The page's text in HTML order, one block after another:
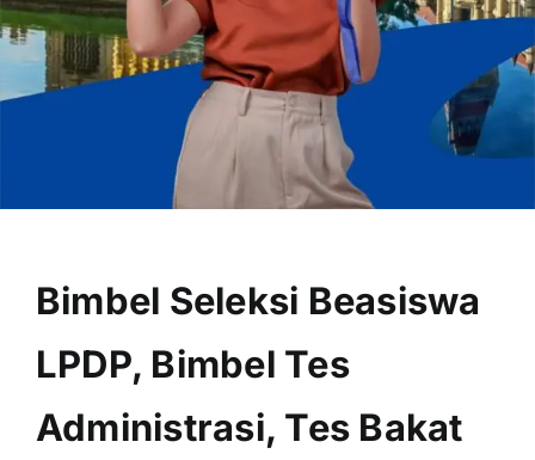
OUR PROGRAM
REGISTRATION
CONTACT US
Bimbel Seleksi Beasiswa
LPDP, Bimbel Tes
Administrasi, Tes Bakat